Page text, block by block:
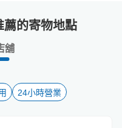
薦的寄物地點
舖
24小時營業